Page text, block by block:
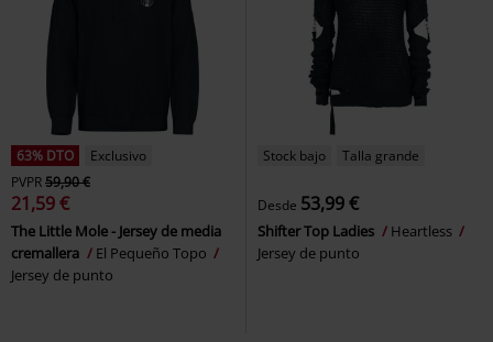
63% DTO
Exclusivo
PVPR59,90 €
21,59 €
The Little Mole - Jersey de media
cremallera
El Pequeño Topo
Jersey de punto
Stock bajo Talla grande
Desde 53,99 €
Shifter Top Ladies
Heartless
Jersey de punto